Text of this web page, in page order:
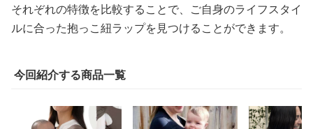
それぞれの特徴を比較することで、ご自身のライフスタイ
ルに合った抱っこ紐ラップを見つけることができます。
今回紹介する商品一覧